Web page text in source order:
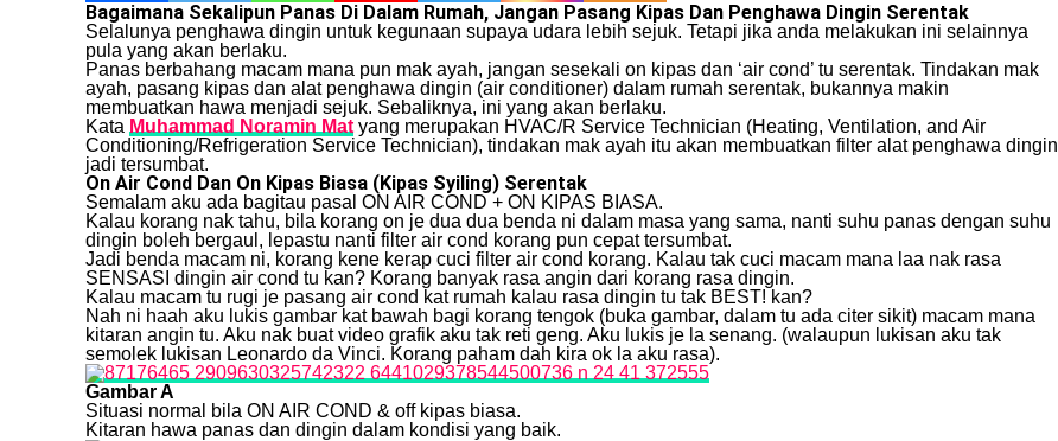
Bagaimana Sekalipun Panas Di Dalam Rumah, Jangan Pasang Kipas Dan Penghawa Dingin Serentak
Selalunya penghawa dingin untuk kegunaan supaya udara lebih sejuk. Tetapi jika anda melakukan ini selainnya
pula yang akan berlaku.
Panas berbahang macam mana pun mak ayah, jangan sesekali on kipas dan ‘air cond’ tu serentak. Tindakan mak
ayah, pasang kipas dan alat penghawa dingin (air conditioner) dalam rumah serentak, bukannya makin
membuatkan hawa menjadi sejuk. Sebaliknya, ini yang akan berlaku.
Kata Muhammad Noramin Mat yang merupakan HVAC/R Service Technician (Heating, Ventilation, and Air
Conditioning/Refrigeration Service Technician), tindakan mak ayah itu akan membuatkan filter alat penghawa dingin
jadi tersumbat.
On Air Cond Dan On Kipas Biasa (Kipas Syiling) Serentak
Semalam aku ada bagitau pasal ON AIR COND + ON KIPAS BIASA.
Kalau korang nak tahu, bila korang on je dua dua benda ni dalam masa yang sama, nanti suhu panas dengan suhu
dingin boleh bergaul, lepastu nanti filter air cond korang pun cepat tersumbat.
Jadi benda macam ni, korang kene kerap cuci filter air cond korang. Kalau tak cuci macam mana laa nak rasa
SENSASI dingin air cond tu kan? Korang banyak rasa angin dari korang rasa dingin.
Kalau macam tu rugi je pasang air cond kat rumah kalau rasa dingin tu tak BEST! kan?
Nah ni haah aku lukis gambar kat bawah bagi korang tengok (buka gambar, dalam tu ada citer sikit) macam mana
kitaran angin tu. Aku nak buat video grafik aku tak reti geng. Aku lukis je la senang. (walaupun lukisan aku tak
semolek lukisan Leonardo da Vinci. Korang paham dah kira ok la aku rasa).
Gambar A
Situasi normal bila ON AIR COND & off kipas biasa.
Kitaran hawa panas dan dingin dalam kondisi yang baik.